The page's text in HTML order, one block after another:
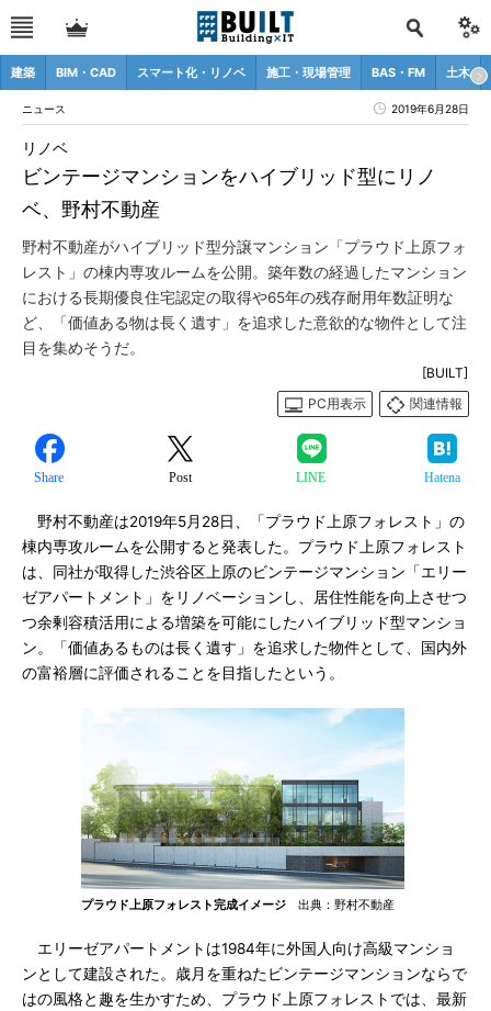
建築 BIM・CAD スマート化・リノベ 施工・現場管理 BAS・FM 土木
ニュース 2019年6月28日
ビンテージマンションをハイブリッド型にリノ
ベ、野村不動産
リノベ
野村不動産がハイブリッド型分譲マンション「プラウド上原フォ
レスト」の棟内専攻ルームを公開。築年数の経過したマンション
における長期優良住宅認定の取得や65年の残存耐用年数証明な
ど、「価値ある物は長く遺す」を追求した意欲的な物件として注
目を集めそうだ。
[BUILT]
PC用表示
関連情報
Share Post LINE Hatena
野村不動産は2019年5月28日、「プラウド上原フォレスト」の
棟内専攻ルームを公開すると発表した。プラウド上原フォレスト
は、同社が取得した渋谷区上原のビンテージマンション「エリー
ゼアパートメント」をリノベーションし、居住性能を向上させつ
つ余剰容積活用による増築を可能にしたハイブリッド型マンショ
ン。「価値あるものは長く遺す」を追求した物件として、国内外
の富裕層に評価されることを目指したという。
プラウド上原フォレスト完成イメージ 出典：野村不動産
エリーゼアパートメントは1984年に外国人向け高級マンショ
ンとして建設された。歳月を重ねたビンテージマンションならで
はの風格と趣を生かすため、プラウド上原フォレストでは、最新